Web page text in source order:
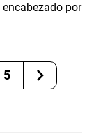
por
5